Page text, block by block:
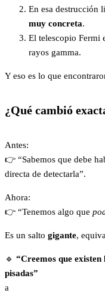
En esa destrucción
muy concreta.
El telescopio Fermi
rayos gamma.
Y eso es lo que
¿Qué cambió
Antes:
👉 “Sabemos que debe
directa de detectarla”.
Ahora:
👉 “Tenemos algo que
Es un salto gigante,
🔹 “Creemos que
pisadas”
a